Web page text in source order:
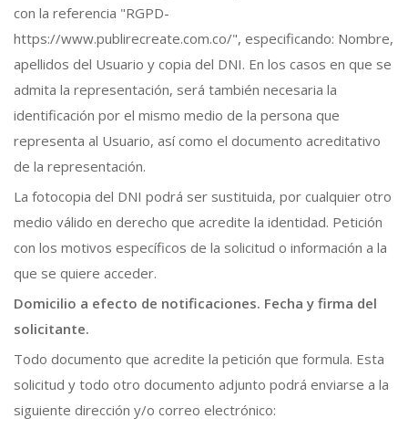
con la referencia "RGPD-
https://www.publirecreate.com.co/", especificando: Nombre,
apellidos del Usuario y copia del DNI. En los casos en que se
admita la representación, será también necesaria la
identificación por el mismo medio de la persona que
representa al Usuario, así como el documento acreditativo
de la representación.
La fotocopia del DNI podrá ser sustituida, por cualquier otro
medio válido en derecho que acredite la identidad. Petición
con los motivos específicos de la solicitud o información a la
que se quiere acceder.
Domicilio a efecto de notificaciones. Fecha y firma del
solicitante.
Todo documento que acredite la petición que formula. Esta
solicitud y todo otro documento adjunto podrá enviarse a la
siguiente dirección y/o correo electrónico: